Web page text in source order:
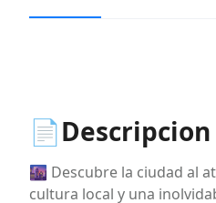
🌆 Descubre la ciudad al
cultura local y una